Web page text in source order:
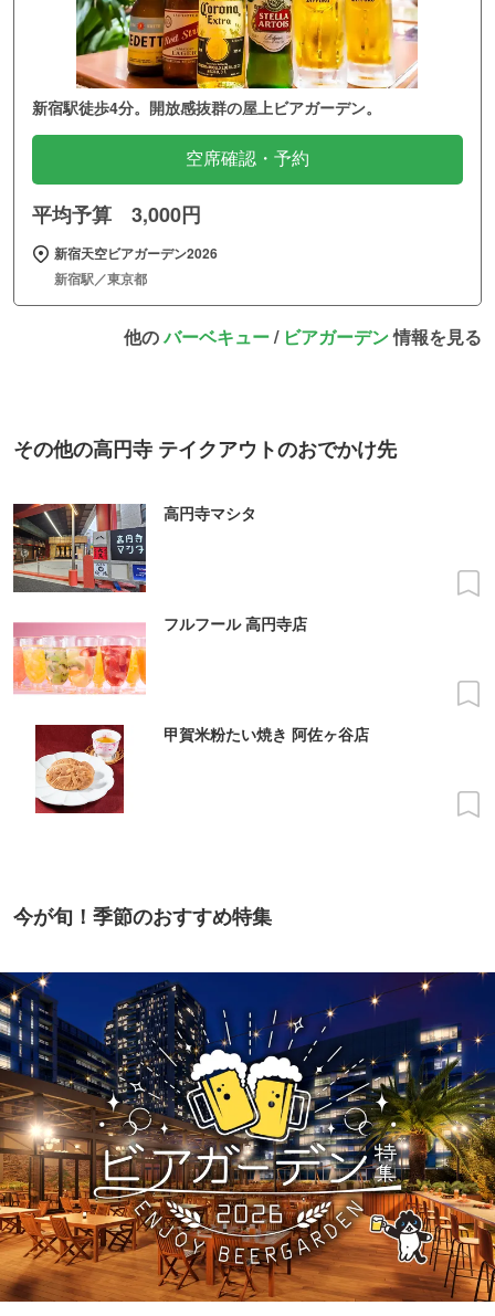
新宿駅徒歩4分。開放感抜群の屋上ビアガーデン。
空席確認・予約
平均予算 3,000円
新宿天空ビアガーデン2026
新宿駅／東京都
他のバーベキュー/ ビアガーデン情報を見る
その他の高円寺 テイクアウトのおでかけ先
高円寺マシタ
フルフール 高円寺店
甲賀米粉たい焼き 阿佐ヶ谷店
今が旬！季節のおすすめ特集